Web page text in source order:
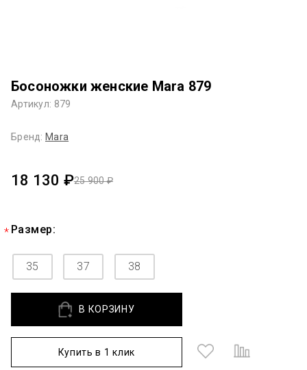
Босоножки женские Mara 879
Артикул: 879
Бренд: Mara
25 900 ₽
18 130 ₽
Размер:
35 37 38
В КОРЗИНУ
Купить в 1 клик